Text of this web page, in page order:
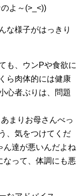
よ～(>_<))
な様子がはっきり
も、ウンPや食欲に
ら肉体的には健康
心者ぶりは、問題
まりお母さんべっ
、気をつけてくだ
ん達が悪いんだよね
なって、体調にも悪